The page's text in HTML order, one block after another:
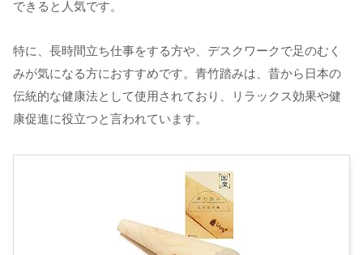
できると人気です。
特に、長時間立ち仕事をする方や、デスクワークで足のむく
みが気になる方におすすめです。青竹踏みは、昔から日本の
伝統的な健康法として使用されており、リラックス効果や健
康促進に役立つと言われています。